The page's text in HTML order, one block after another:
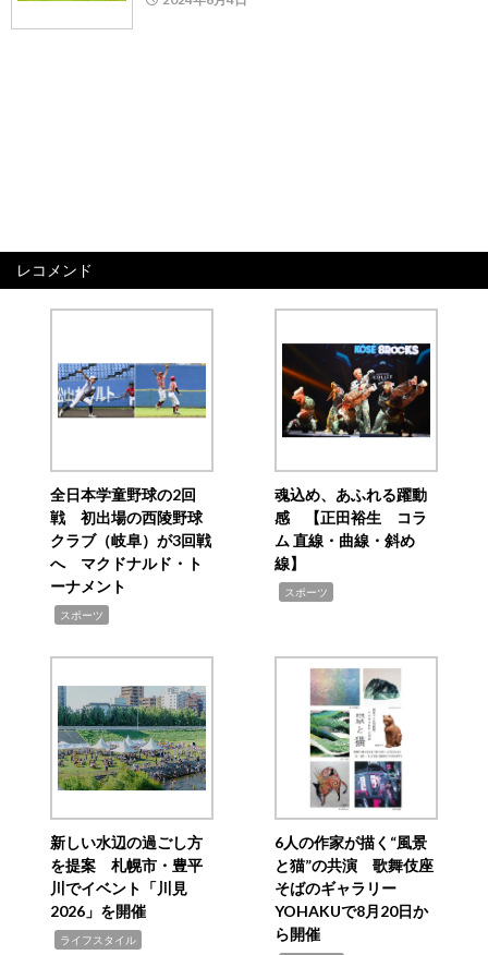
レコメンド
全日本学童野球の2回
戦 初出場の西陵野球
クラブ（岐阜）が3回戦
へ マクドナルド・ト
ーナメント
スポーツ
魂込め、あふれる躍動
感 【正田裕生 コラ
ム 直線・曲線・斜め
線】
スポーツ
新しい水辺の過ごし方
を提案 札幌市・豊平
川でイベント「川見
2026」を開催
ライフスタイル
6人の作家が描く“風景
と猫”の共演 歌舞伎座
そばのギャラリー
YOHAKUで8月20日か
ら開催